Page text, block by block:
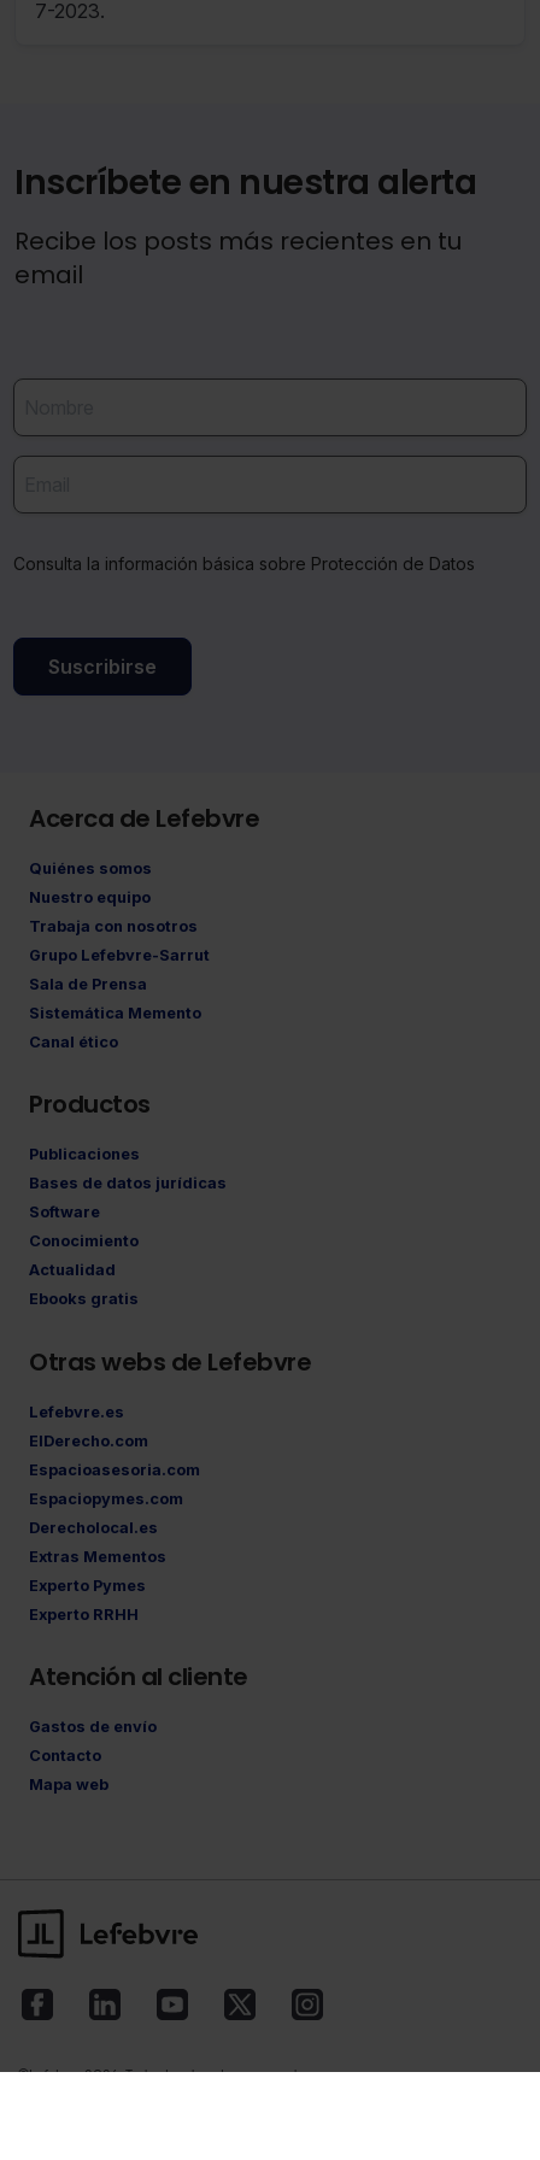
7-2023.
Inscríbete en nuestra alerta
Recibe los posts más recientes en tu
email
Consulta la información básica sobre Protección de Datos
Suscribirse
Acerca de Lefebvre
Quiénes somos
Nuestro equipo
Trabaja con nosotros
Grupo Lefebvre-Sarrut
Sala de Prensa
Sistemática Memento
Canal ético
Productos
Publicaciones
Bases de datos jurídicas
Software
Conocimiento
Actualidad
Ebooks gratis
Otras webs de Lefebvre
Lefebvre.es
ElDerecho.com
Espacioasesoria.com
Espaciopymes.com
Derecholocal.es
Extras Mementos
Experto Pymes
Experto RRHH
Atención al cliente
Gastos de envío
Contacto
Mapa web
©Lefebvre2026. Todos los derechos reservados.